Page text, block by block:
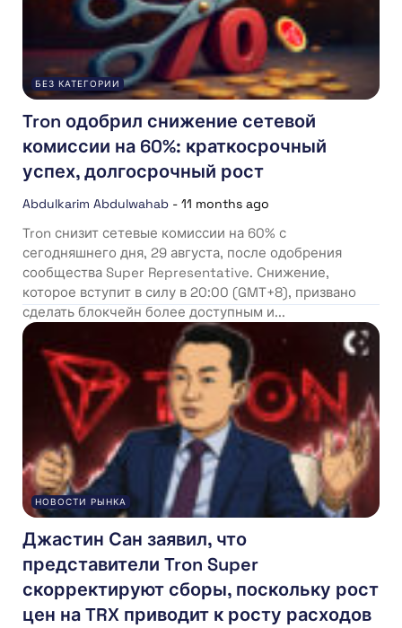
БЕЗ КАТЕГОРИИ
Tron одобрил снижение сетевой
комиссии на 60%: краткосрочный
успех, долгосрочный рост
Abdulkarim Abdulwahab - 11 months ago
Tron снизит сетевые комиссии на 60% с
сегодняшнего дня, 29 августа, после одобрения
сообщества Super Representative. Снижение,
которое вступит в силу в 20:00 (GMT+8), призвано
сделать блокчейн более доступным и...
НОВОСТИ РЫНКА
Джастин Сан заявил, что
представители Tron Super
скорректируют сборы, поскольку рост
цен на TRX приводит к росту расходов